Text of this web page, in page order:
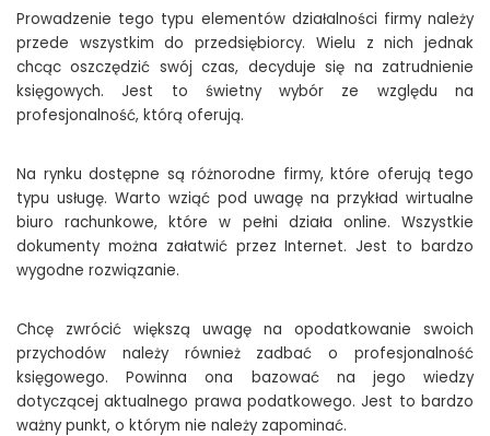
Prowadzenie tego typu elementów działalności firmy należy
przede wszystkim do przedsiębiorcy. Wielu z nich jednak
chcąc oszczędzić swój czas, decyduje się na zatrudnienie
księgowych. Jest to świetny wybór ze względu na
profesjonalność, którą oferują.
Na rynku dostępne są różnorodne firmy, które oferują tego
typu usługę. Warto wziąć pod uwagę na przykład wirtualne
biuro rachunkowe, które w pełni działa online. Wszystkie
dokumenty można załatwić przez Internet. Jest to bardzo
wygodne rozwiązanie.
Chcę zwrócić większą uwagę na opodatkowanie swoich
przychodów należy również zadbać o profesjonalność
księgowego. Powinna ona bazować na jego wiedzy
dotyczącej aktualnego prawa podatkowego. Jest to bardzo
ważny punkt, o którym nie należy zapominać.